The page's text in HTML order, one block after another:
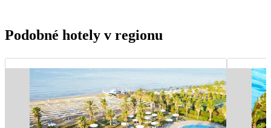
Podobné hotely v regionu